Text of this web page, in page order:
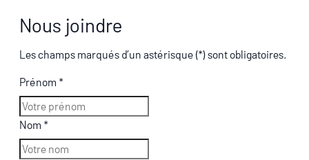
Nous joindre
Les champs marqués d’un astérisque (*) sont obligatoires.
Prénom *
Nom *